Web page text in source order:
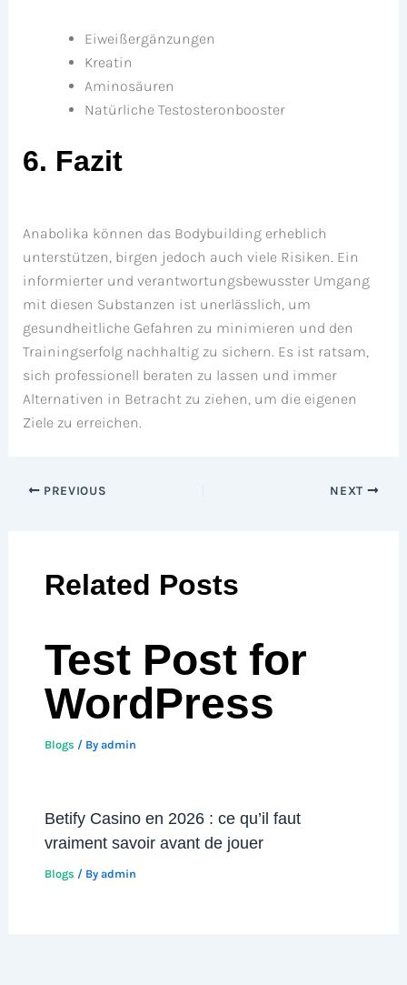
Eiweißergänzungen
Kreatin
Aminosäuren
Natürliche Testosteronbooster
6. Fazit
Anabolika können das Bodybuilding erheblich
unterstützen, birgen jedoch auch viele Risiken. Ein
informierter und verantwortungsbewusster Umgang
mit diesen Substanzen ist unerlässlich, um
gesundheitliche Gefahren zu minimieren und den
Trainingserfolg nachhaltig zu sichern. Es ist ratsam,
sich professionell beraten zu lassen und immer
Alternativen in Betracht zu ziehen, um die eigenen
Ziele zu erreichen.
PREVIOUS NEXT
Related Posts
Test Post for
WordPress
Blogs / By admin
Betify Casino en 2026 : ce qu’il faut
vraiment savoir avant de jouer
Blogs / By admin